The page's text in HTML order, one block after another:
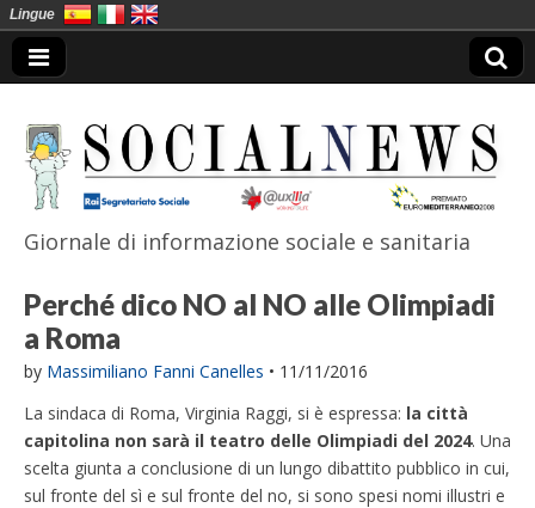
SocialNews
Giornale di informazione sociale e sanitaria
Perché dico NO al NO alle Olimpiadi
a Roma
by Massimiliano Fanni Canelles • 11/11/2016
La sindaca di Roma, Virginia Raggi, si è espressa: la città
capitolina non sarà il teatro delle Olimpiadi del 2024. Una
scelta giunta a conclusione di un lungo dibattito pubblico in cui,
sul fronte del sì e sul fronte del no, si sono spesi nomi illustri e
Lingue